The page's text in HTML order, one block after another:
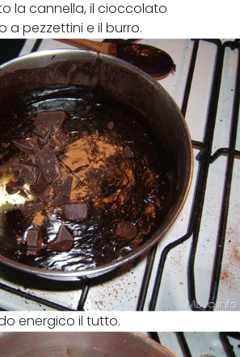
la cannella, il cioccolato
pezzettini e il burro.
energico il tutto.